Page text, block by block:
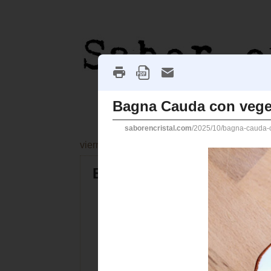
viernes, 17 de octubre de 2025
Bagna Cauda con